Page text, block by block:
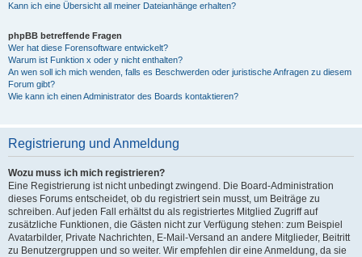
Kann ich eine Übersicht all meiner Dateianhänge erhalten?
phpBB betreffende Fragen
Wer hat diese Forensoftware entwickelt?
Warum ist Funktion x oder y nicht enthalten?
An wen soll ich mich wenden, falls es Beschwerden oder juristische Anfragen zu diesem
Forum gibt?
Wie kann ich einen Administrator des Boards kontaktieren?
Registrierung und Anmeldung
Wozu muss ich mich registrieren?
Eine Registrierung ist nicht unbedingt zwingend. Die Board-Administration
dieses Forums entscheidet, ob du registriert sein musst, um Beiträge zu
schreiben. Auf jeden Fall erhältst du als registriertes Mitglied Zugriff auf
zusätzliche Funktionen, die Gästen nicht zur Verfügung stehen: zum Beispiel
Avatarbilder, Private Nachrichten, E-Mail-Versand an andere Mitglieder, Beitritt
zu Benutzergruppen und so weiter. Wir empfehlen dir eine Anmeldung, da sie